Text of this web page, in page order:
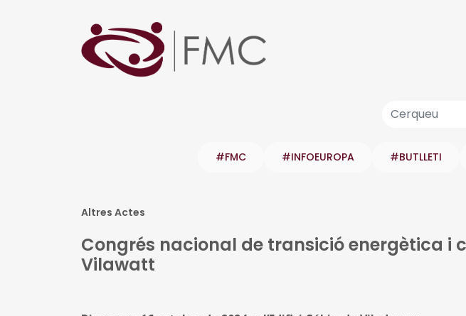
#FMC #INFOEUROPA #BUTLLETI
Altres Actes
Congrés nacional de transició energètica i
Vilawatt